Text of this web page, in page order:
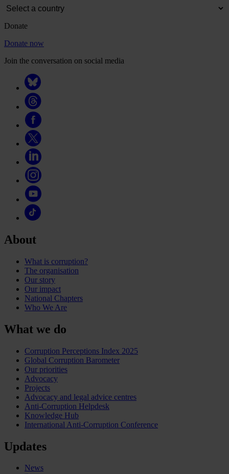
Donate
Donate now
Join the conversation on social media
About
What is corruption?
The organisation
Our story
Our impact
National Chapters
Who We Are
What we do
Corruption Perceptions Index 2025
Global Corruption Barometer
Our priorities
Advocacy
Projects
Advocacy and legal advice centres
Anti-Corruption Helpdesk
Knowledge Hub
International Anti-Corruption Conference
Updates
News